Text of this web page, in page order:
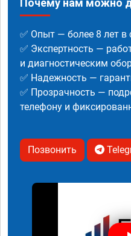
Почему нам можно
✅ Опыт — более 8 лет в
✅ Экспертность —
и диагностическим
✅ Надежность —
✅ Прозрачность —
телефону и
Позвонить